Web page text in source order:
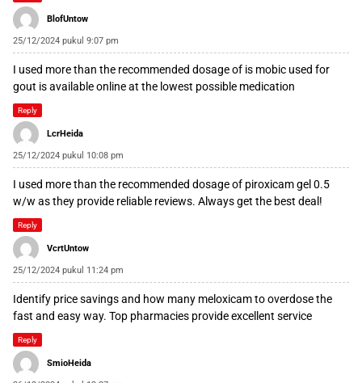
BlofUntow
25/12/2024 pukul 9:07 pm
I used more than the recommended dosage of is mobic used for
gout is available online at the lowest possible medication
Reply
LcrHeida
25/12/2024 pukul 10:08 pm
I used more than the recommended dosage of piroxicam gel 0.5
w/w as they provide reliable reviews. Always get the best deal!
Reply
VcrtUntow
25/12/2024 pukul 11:24 pm
Identify price savings and how many meloxicam to overdosethe
fast and easy way. Top pharmacies provide excellent service
Reply
SmioHeida